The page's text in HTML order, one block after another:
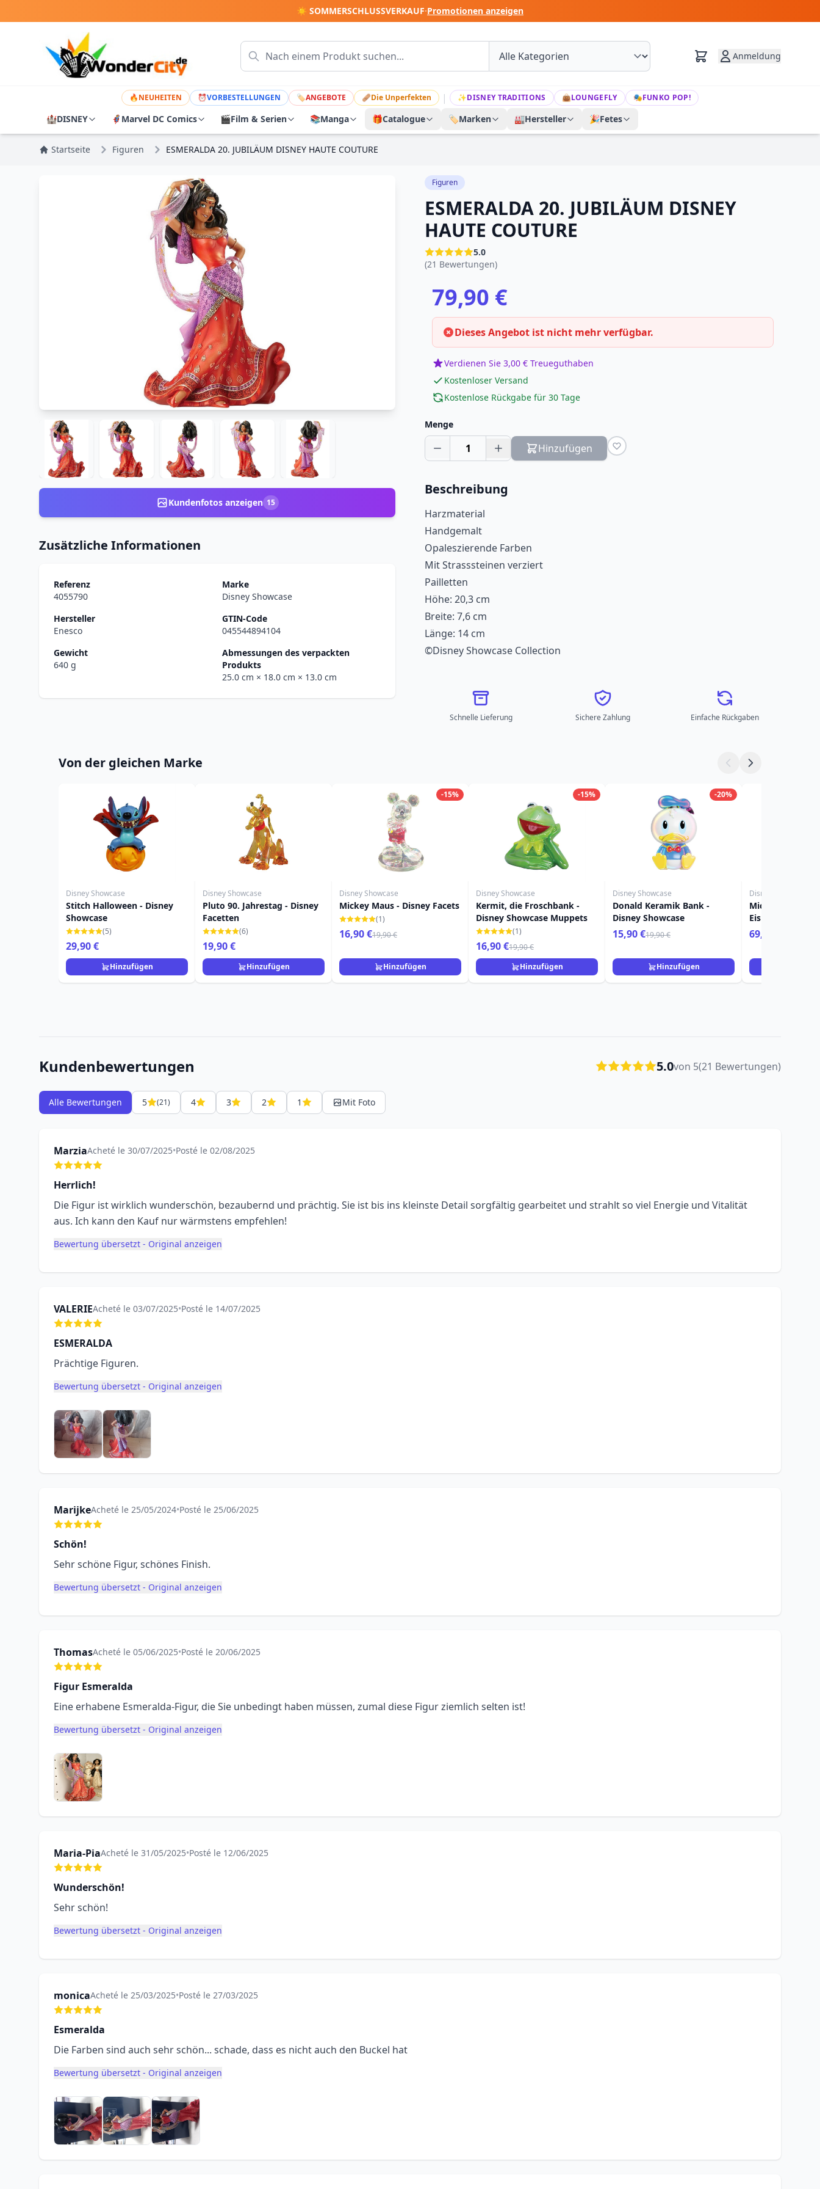
☀️ SOMMERSCHLUSSVERKAUF·Promotionen anzeigen
Anmeldung
🔥NEUHEITEN ⏰VORBESTELLUNGEN 🏷ANGEBOTE 🩹Die Unperfekten | ✨DISNEY TRADITIONS 👜LOUNGEFLY 🎭FUNKO POP!
🏰DISNEY 🦸 Marvel DC Comics 🎬Film & Serien 📚Manga 🎁Catalogue 🏷️Marken 🏭Hersteller 🎉Fetes
Startseite Figuren ESMERALDA 20. JUBILÄUM DISNEY HAUTE COUTURE
Kundenfotos anzeigen 15
Zusätzliche Informationen
Referenz
4055790
Marke
Disney Showcase
Hersteller
Enesco
GTIN-Code
045544894104
Gewicht
640 g
Abmessungen des verpackten
Produkts
25.0 cm × 18.0 cm × 13.0 cm
Figuren
ESMERALDA 20. JUBILÄUM DISNEY
HAUTE COUTURE
5.0
(21 Bewertungen)
79,90 €
Dieses Angebot ist nicht mehr verfügbar.
Verdienen Sie 3,00 € Treueguthaben
Kostenloser Versand
Kostenlose Rückgabe für 30 Tage
Menge
1 Hinzufügen
Beschreibung
Harzmaterial
Handgemalt
Opaleszierende Farben
Mit Strasssteinen verziert
Pailletten
Höhe: 20,3 cm
Breite: 7,6 cm
Länge: 14 cm
©Disney Showcase Collection
Schnelle Lieferung Sichere Zahlung Einfache Rückgaben
Von der gleichen Marke
Disney Showcase
Stitch Halloween - Disney
Showcase
(5)
29,90 €
Hinzufügen
Disney Showcase
Pluto 90. Jahrestag - Disney
Facetten
(6)
19,90 €
Hinzufügen
-15%
Disney Showcase
Mickey Maus - Disney Facets
(1)
16,90 €19,90 €
Hinzufügen
-15%
Disney Showcase
Kermit, die Froschbank -
Disney Showcase Muppets
(1)
16,90 €19,90 €
Hinzufügen
-20%
Disney Showcase
Donald Keramik Bank -
Disney Showcase
15,90 €19,90 €
Hinzufügen
Disney Showcase
Mickey &
Eislaufen -
69,90 €
Kundenbewertungen 5.0von 5(21 Bewertungen)
Alle Bewertungen 5 (21) 4 3 2 1 Mit Foto
MarziaAcheté le 30/07/2025•Posté le 02/08/2025
Herrlich!
Die Figur ist wirklich wunderschön, bezaubernd und prächtig. Sie ist bis ins kleinste Detail sorgfältig gearbeitet und strahlt so viel Energie und Vitalität
aus. Ich kann den Kauf nur wärmstens empfehlen!
Bewertung übersetzt - Original anzeigen
VALERIEAcheté le 03/07/2025•Posté le 14/07/2025
ESMERALDA
Prächtige Figuren.
Bewertung übersetzt - Original anzeigen
MarijkeAcheté le 25/05/2024•Posté le 25/06/2025
Schön!
Sehr schöne Figur, schönes Finish.
Bewertung übersetzt - Original anzeigen
ThomasAcheté le 05/06/2025•Posté le 20/06/2025
Figur Esmeralda
Eine erhabene Esmeralda-Figur, die Sie unbedingt haben müssen, zumal diese Figur ziemlich selten ist!
Bewertung übersetzt - Original anzeigen
Maria-PiaAcheté le 31/05/2025•Posté le 12/06/2025
Wunderschön!
Sehr schön!
Bewertung übersetzt - Original anzeigen
monicaAcheté le 25/03/2025•Posté le 27/03/2025
Esmeralda
Die Farben sind auch sehr schön... schade, dass es nicht auch den Buckel hat
Bewertung übersetzt - Original anzeigen